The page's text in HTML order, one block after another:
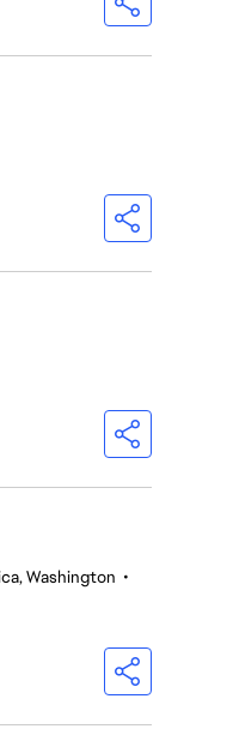
Washington •